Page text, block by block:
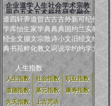
企业
用户
道学
五术
人生
五术
社会
科技
学术
研究
宗教
融合
道
学
经
典
四
库
全
书
轩
怡
文
苑
养
生
撷
粹
道
家
文
化
哲
学
宗
教
古
典
散
文
古
典
诗
词
古
典
小
说
外
国
文
学
新
约
旧
约
可
兰
经
约
纪
实
文
学
佛
教
经
文
人生指数
人生指数 社会指数
职业指数
道德指数
基元指数
康寿指数
先天指数
上古咒语